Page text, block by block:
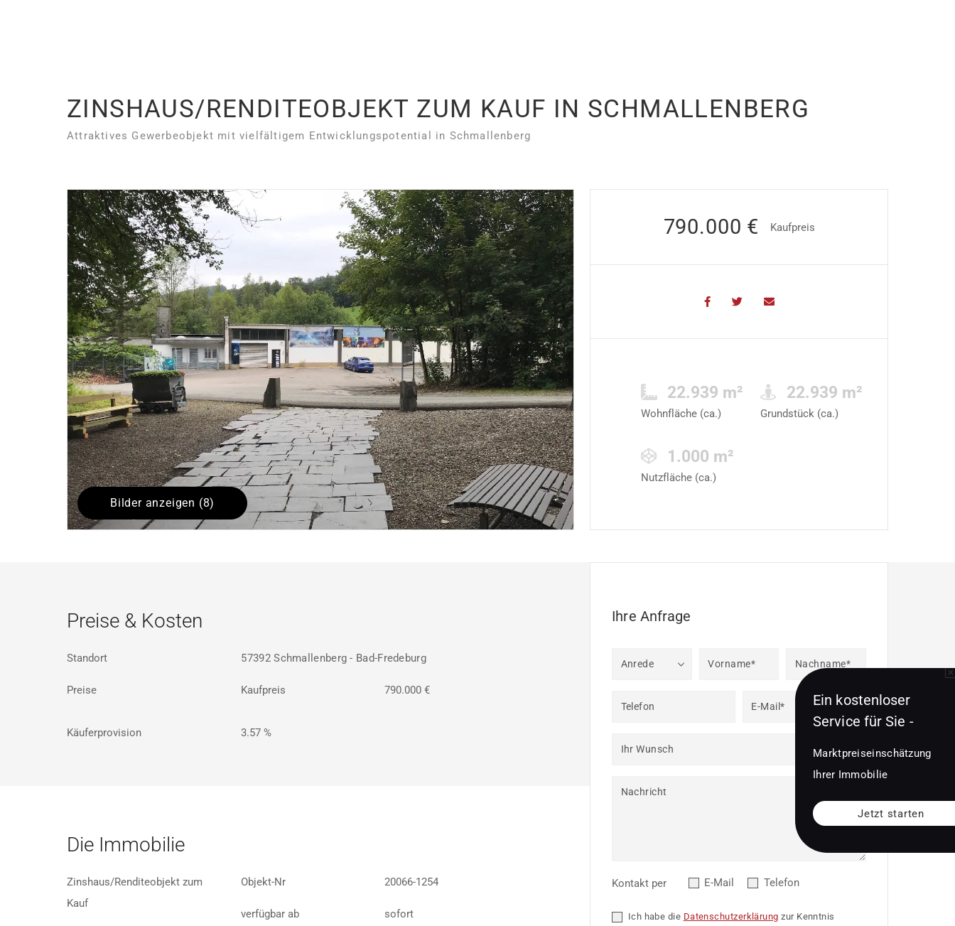
ZINSHAUS/RENDITEOBJEKT ZUM KAUF IN SCHMALLENBERG
Attraktives Gewerbeobjekt mit vielfältigem Entwicklungspotential in Schmallenberg
Bilder anzeigen (8)
790.000 € Kaufpreis
22.939 m²
Wohnfläche (ca.)
22.939 m²
Grundstück (ca.)
1.000 m²
Nutzfläche (ca.)
Preise & Kosten
Standort 57392 Schmallenberg - Bad-Fredeburg
Preise Kaufpreis 790.000 €
Käuferprovision 3.57 %
Die Immobilie
Zinshaus/Renditeobjekt zum
Kauf
Objekt-Nr 20066-1254
verfügbar ab sofort
Ihre Anfrage
Anrede Vorname* Nachname*
Telefon E-Mail*
Ihr Wunsch
Nachricht
Kontakt per E-Mail Telefon
Ich habe die Datenschutzerklärung zur Kenntnis
Ein kostenloser
Service für Sie -
Marktpreiseinschätzung
Ihrer Immobilie
Jetzt starten